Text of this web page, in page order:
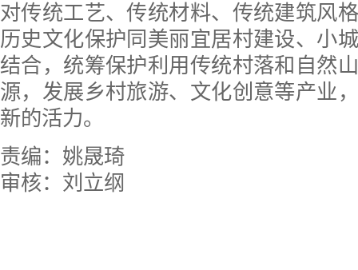
对传统工艺、传统材料、传统建筑风
历史文化保护同美丽宜居村建设、小
结合，统筹保护利用传统村落和自然
源，发展乡村旅游、文化创意等产业
新的活力。
责编：姚晟琦
审核：刘立纲